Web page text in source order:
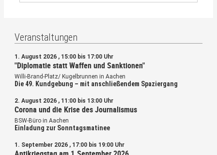
Veranstaltungen
1. August 2026 , 15:00 bis 17:00 Uhr
"Diplomatie statt Waffen und Sanktionen"
Willi-Brand-Platz/ Kugelbrunnen in Aachen
Die 49. Kundgebung – mit anschließendem Spaziergang
2. August 2026 , 11:00 bis 13:00 Uhr
Corona und die Krise des Journalismus
BSW-Büro in Aachen
Einladung zur Sonntagsmatinee
1. September 2026 , 17:00 bis 19:00 Uhr